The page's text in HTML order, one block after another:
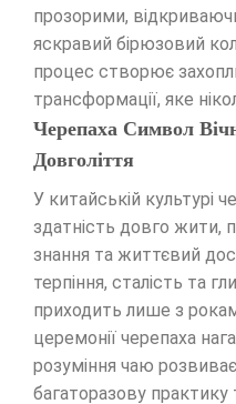
прозорими,
яскравий бірюзовий
процес створює
трансформації, яке
Черепаха Символ
Довголіття
У китайській культурі
здатність довго жити,
знання та життєвий
терпіння, сталість та
приходить лише з
церемонії черепаха
розуміння чаю
багаторазову